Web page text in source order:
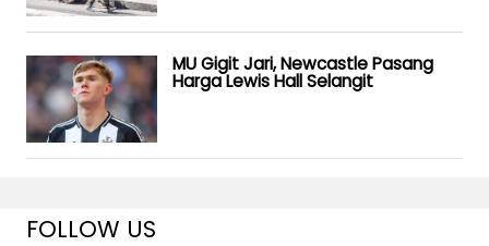
MU Gigit Jari, Newcastle Pasang
Harga Lewis Hall Selangit
FOLLOW US